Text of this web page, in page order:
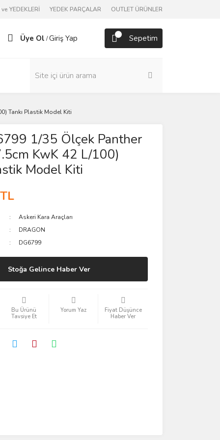
YEDEKLERİ YEDEK PARÇALAR OUTLET ÜRÜNLER
Üye Ol /Giriş Yap Sepetim
Tankı Plastik Model Kiti
1/35 Ölçek Panther
KwK 42 L/100)
Model Kiti
Askeri Kara Araçları
DRAGON
DG6799
Stoğa Gelince Haber Ver
Bu Ürünü
Tavsiye Et
Yorum Yaz
Fiyat Düşünce
Haber Ver